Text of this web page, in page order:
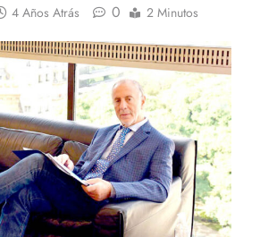
4 Años Atrás 0 2 Minutos